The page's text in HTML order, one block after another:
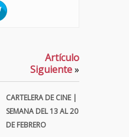
Artículo
Siguiente»
CARTELERA DE CINE |
SEMANA DEL 13 AL 20
DE FEBRERO